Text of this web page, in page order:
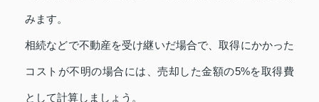
みます。
相続などで不動産を受け継いだ場合で、取得にかかった
コストが不明の場合には、売却した金額の5%を取得費
として計算しましょう。